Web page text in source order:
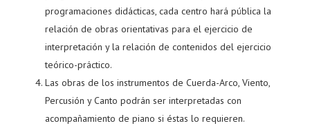
programaciones didácticas, cada centro hará pública la
relación de obras orientativas para el ejercicio de
interpretación y la relación de contenidos del ejercicio
teórico-práctico.
Las obras de los instrumentos de Cuerda-Arco, Viento,
Percusión y Canto podrán ser interpretadas con
acompañamiento de piano si éstas lo requieren.